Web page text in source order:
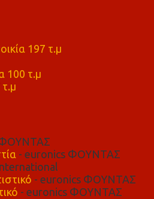
197 τ.μ
100 τ.μ
ΦΟΥΝΤΑΣ
- euronics ΦΟΥΝΤΑΣ
- euronics ΦΟΥΝΤΑΣ
- euronics ΦΟΥΝΤΑΣ